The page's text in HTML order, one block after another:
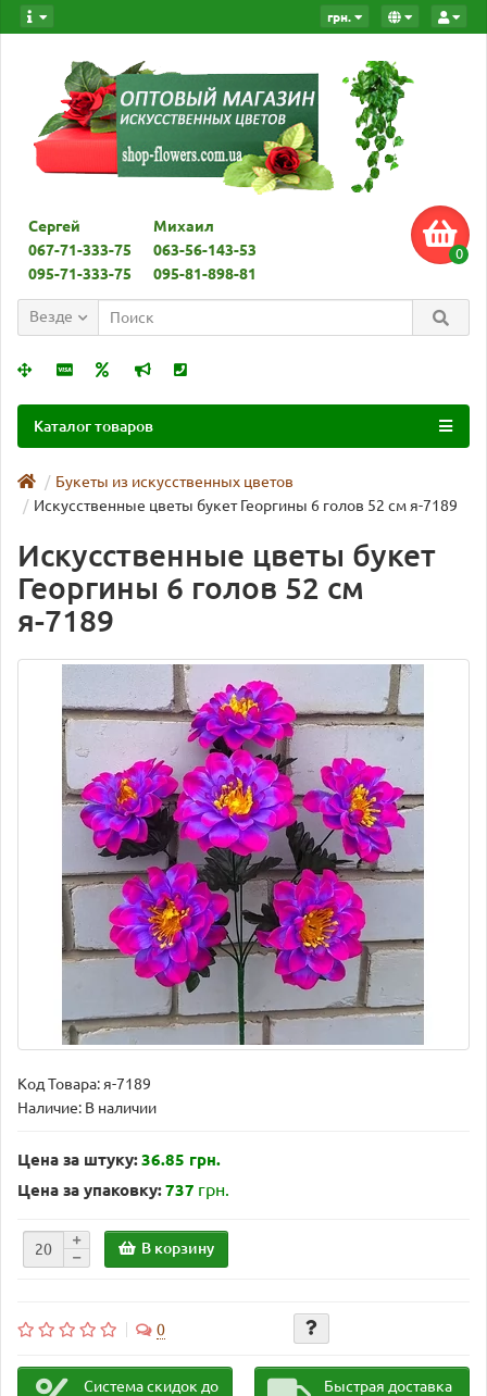
грн.
Сергей
067-71-333-75
095-71-333-75
Михаил
063-56-143-53
095-81-898-81
0
Везде
Каталог товаров
Букеты из искусственных цветов
Искусственные цветы букет Георгины 6 голов 52 см я-7189
Искусственные цветы букет
Георгины 6 голов 52 см
я-7189
Код Товара: я-7189
Наличие: В наличии
Цена за штуку:36.85 грн.
Цена за упаковку:737 грн.
В корзину
0
Система скидок до
Быстрая доставка